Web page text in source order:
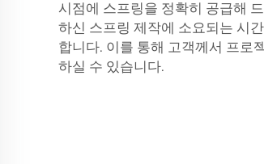
시점에 스프링을 정확히 공급해
하신 스프링 제작에 소요되는 시
합니다. 이를 통해 고객께서 프로
하실 수 있습니다.